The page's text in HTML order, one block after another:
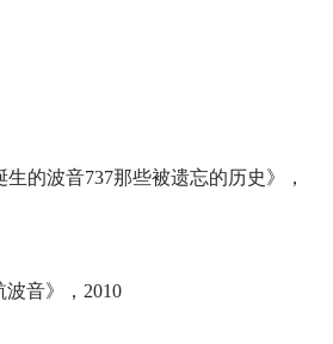
的波音737那些被遗忘的历史》，
音》，2010